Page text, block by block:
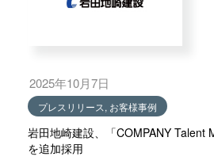
2025年10月7日
プレスリリース, お客様事例
岩田地崎建設、「COMPANY Talent
を追加採用